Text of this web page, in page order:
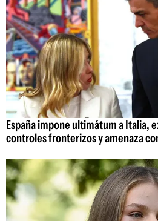
España impone ultimátum a Italia,
controles fronterizos y amenaza